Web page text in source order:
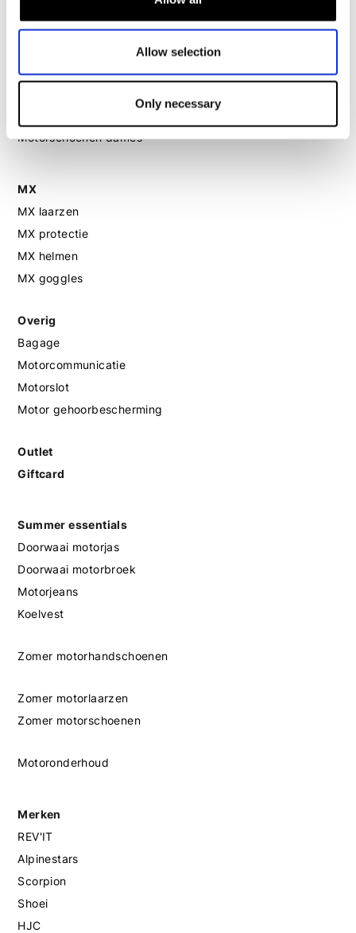
Allow selection
Only necessary
Motorhelm dames
Motorhandschoenen dames
Motorschoenen dames
MX
MX laarzen
MX protectie
MX helmen
MX goggles
Overig
Bagage
Motorcommunicatie
Motorslot
Motor gehoorbescherming
Outlet
Giftcard
Summer essentials
Doorwaai motorjas
Doorwaai motorbroek
Motorjeans
Koelvest
Zomer motorhandschoenen
Zomer motorlaarzen
Zomer motorschoenen
Motoronderhoud
Merken
REV'IT
Alpinestars
Scorpion
Shoei
HJC